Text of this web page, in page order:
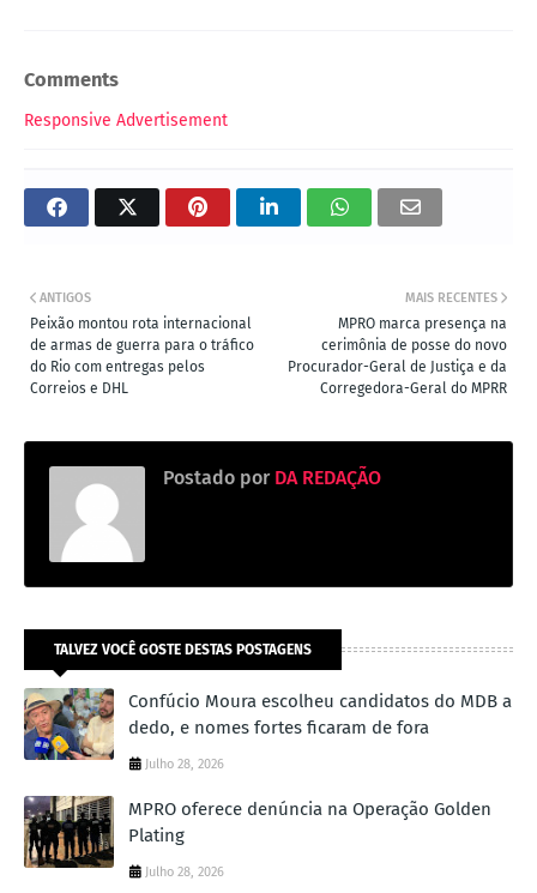
Comments
Responsive Advertisement
MAIS RECENTES
MPRO marca presença na
cerimônia de posse do novo
Procurador-Geral de Justiça e da
Corregedora-Geral do MPRR
ANTIGOS
Peixão montou rota internacional
de armas de guerra para o tráfico
do Rio com entregas pelos
Correios e DHL
Postado por DA REDAÇÃO
TALVEZ VOCÊ GOSTE DESTAS POSTAGENS
Confúcio Moura escolheu candidatos do MDB a
dedo, e nomes fortes ficaram de fora
Julho 28, 2026
MPRO oferece denúncia na Operação Golden
Plating
Julho 28, 2026